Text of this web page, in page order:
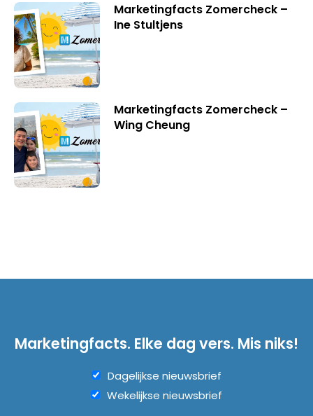
Marketingfacts Zomercheck –
Ine Stultjens
Marketingfacts Zomercheck –
Wing Cheung
Marketingfacts. Elke dag vers. Mis niks!
Dagelijkse nieuwsbrief
Wekelijkse nieuwsbrief